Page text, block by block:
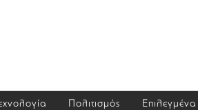
Πολιτισμός Επιλεγμένα